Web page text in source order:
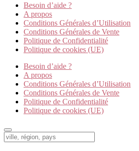
Besoin d’aide ?
A propos
Conditions Générales d’Utilisation
Conditions Générales de Vente
Politique de Confidentialité
Politique de cookies (UE)
Besoin d’aide ?
A propos
Conditions Générales d’Utilisation
Conditions Générales de Vente
Politique de Confidentialité
Politique de cookies (UE)